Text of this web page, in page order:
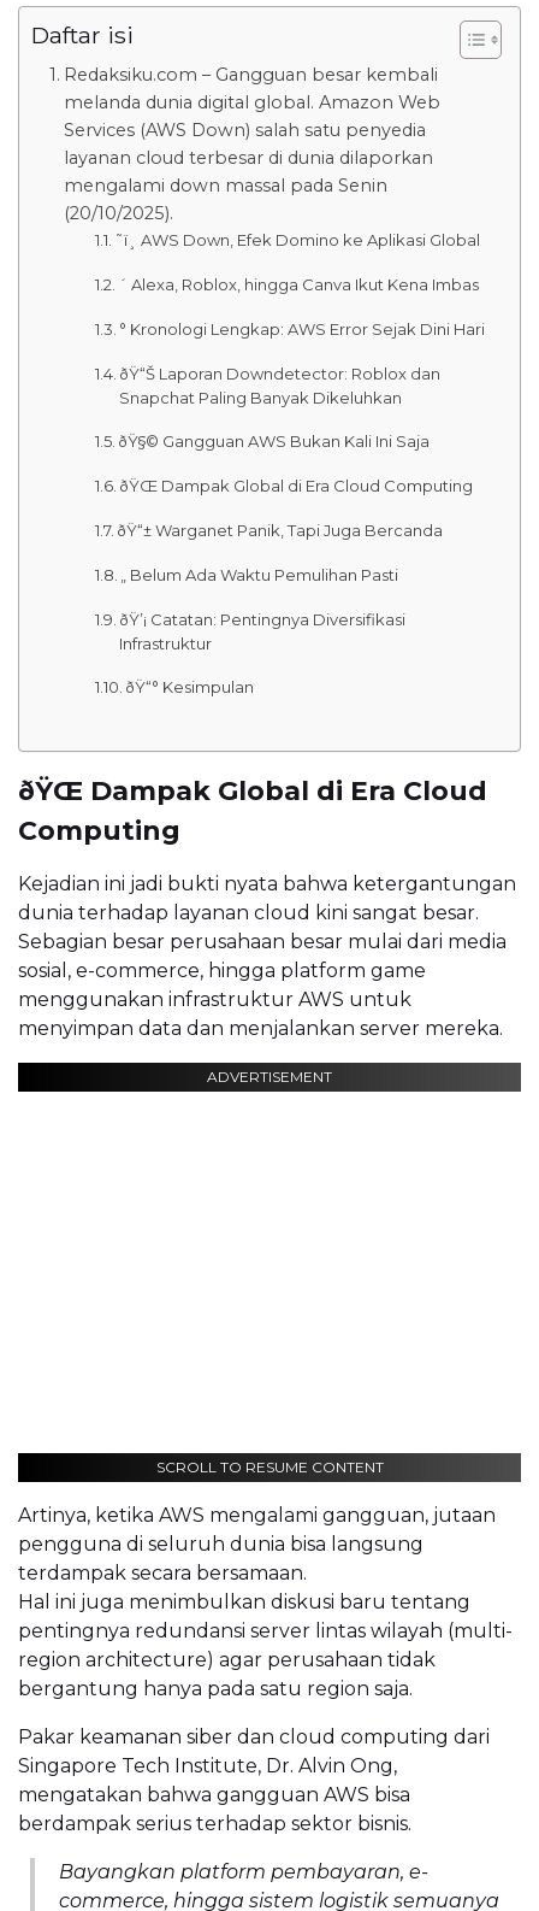
Daftar isi
Redaksiku.com – Gangguan besar kembali
melanda dunia digital global. Amazon Web
Services (AWS Down) salah satu penyedia
layanan cloud terbesar di dunia dilaporkan
mengalami down massal pada Senin
(20/10/2025).
˜ï¸ AWS Down, Efek Domino ke Aplikasi Global
´ Alexa, Roblox, hingga Canva Ikut Kena Imbas
° Kronologi Lengkap: AWS Error Sejak Dini Hari
ðŸ“Š Laporan Downdetector: Roblox dan
Snapchat Paling Banyak Dikeluhkan
ðŸ§© Gangguan AWS Bukan Kali Ini Saja
ðŸŒ Dampak Global di Era Cloud Computing
ðŸ“± Warganet Panik, Tapi Juga Bercanda
„ Belum Ada Waktu Pemulihan Pasti
ðŸ’¡ Catatan: Pentingnya Diversifikasi
Infrastruktur
ðŸ“° Kesimpulan
ðŸŒ Dampak Global di Era Cloud
Computing
Kejadian ini jadi bukti nyata bahwa ketergantungan
dunia terhadap layanan cloud kini sangat besar.
Sebagian besar perusahaan besar mulai dari media
sosial, e-commerce, hingga platform game
menggunakan infrastruktur AWS untuk
menyimpan data dan menjalankan server mereka.
ADVERTISEMENT
SCROLL TO RESUME CONTENT
Artinya, ketika AWS mengalami gangguan, jutaan
pengguna di seluruh dunia bisa langsung
terdampak secara bersamaan.
Hal ini juga menimbulkan diskusi baru tentang
pentingnya redundansi server lintas wilayah (multi-
region architecture) agar perusahaan tidak
bergantung hanya pada satu region saja.
Pakar keamanan siber dan cloud computing dari
Singapore Tech Institute, Dr. Alvin Ong,
mengatakan bahwa gangguan AWS bisa
berdampak serius terhadap sektor bisnis.
Bayangkan platform pembayaran, e-
commerce, hingga sistem logistik semuanya